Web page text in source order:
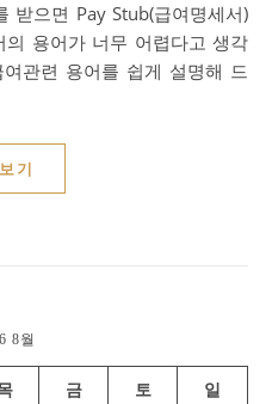
받으면 Pay Stub(급여명세서)
용어가 너무 어렵다고 생각
관련 용어를 쉽게 설명해 드
기
8월
금 토 일